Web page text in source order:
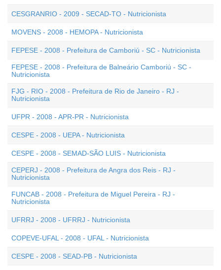
CESGRANRIO - 2009 - SECAD-TO - Nutricionista
MOVENS - 2008 - HEMOPA - Nutricionista
FEPESE - 2008 - Prefeitura de Camboriú - SC - Nutricionista
FEPESE - 2008 - Prefeitura de Balneário Camboriú - SC -
Nutricionista
FJG - RIO - 2008 - Prefeitura de Rio de Janeiro - RJ -
Nutricionista
UFPR - 2008 - APR-PR - Nutricionista
CESPE - 2008 - UEPA - Nutricionista
CESPE - 2008 - SEMAD-SÃO LUIS - Nutricionista
CEPERJ - 2008 - Prefeitura de Angra dos Reis - RJ -
Nutricionista
FUNCAB - 2008 - Prefeitura de Miguel Pereira - RJ -
Nutricionista
UFRRJ - 2008 - UFRRJ - Nutricionista
COPEVE-UFAL - 2008 - UFAL - Nutricionista
CESPE - 2008 - SEAD-PB - Nutricionista